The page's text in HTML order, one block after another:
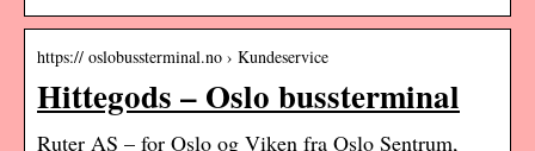
https:// oslobussterminal.no › Kundeservice
Hittegods – Oslo bussterminal
Ruter AS – for Oslo og Viken fra Oslo Sentrum,